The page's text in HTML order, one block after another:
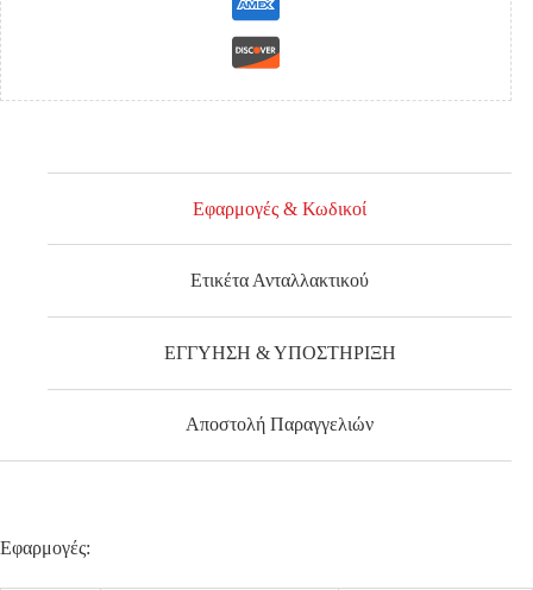
Εφαρμογές & Κωδικοί
Ετικέτα Ανταλλακτικού
ΕΓΓΥΗΣΗ & ΥΠΟΣΤΗΡΙΞΗ
Αποστολή Παραγγελιών
Εφαρμογές: